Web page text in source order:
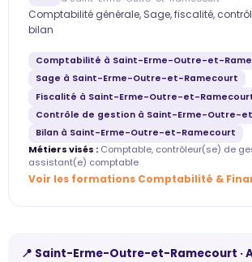
Comptabilité générale, Sage, fiscalité,
bilan
Comptabilité à Saint-Erme-Outre-et-
Sage à Saint-Erme-Outre-et-Ramecourt
Fiscalité à Saint-Erme-Outre-et-
Contrôle de gestion à Saint-Erme-Outre-
Bilan à Saint-Erme-Outre-et-Ramecourt
Métiers visés : Comptable, contrôleur(se) de
assistant(e) comptable
Voir les formations Comptabilité &
📍 Saint-Erme-Outre-et-Ramecourt ·